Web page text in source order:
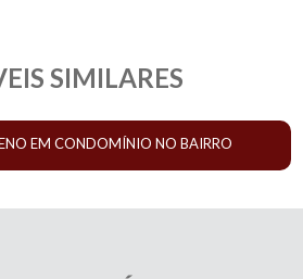
SIMILARES
EM CONDOMÍNIO NO BAIRRO